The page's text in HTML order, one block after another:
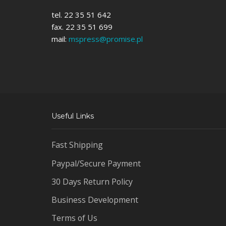
tel. 22 35 51 642
fax. 22 35 51 699
mail: mspress@promise.pl
Useful Links
Fast Shipping
Paypal/Secure Payment
30 Days Return Policy
Business Development
Terms of Us